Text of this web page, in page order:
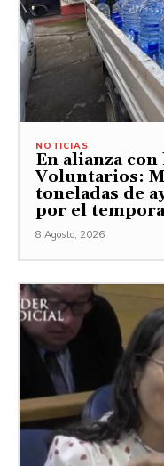
NOTICIAS
En alianza con
Voluntarios:
toneladas de
por el
8 Agosto, 2026